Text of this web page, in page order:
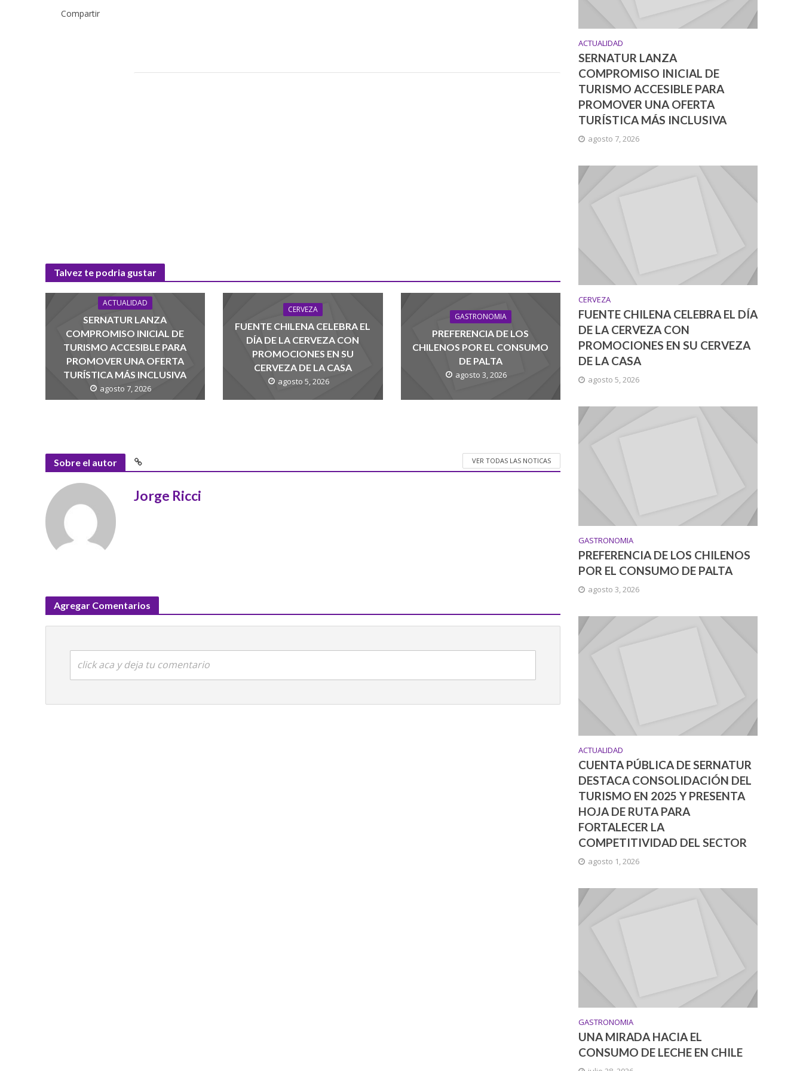
Compartir
Talvez te podria gustar
ACTUALIDAD
SERNATUR LANZA
COMPROMISO INICIAL DE
TURISMO ACCESIBLE PARA
PROMOVER UNA OFERTA
TURÍSTICA MÁS INCLUSIVA
agosto 7, 2026
CERVEZA
FUENTE CHILENA CELEBRA EL
DÍA DE LA CERVEZA CON
PROMOCIONES EN SU
CERVEZA DE LA CASA
agosto 5, 2026
GASTRONOMIA
PREFERENCIA DE LOS
CHILENOS POR EL CONSUMO
DE PALTA
agosto 3, 2026
Sobre el autor VER TODAS LAS NOTICAS
Jorge Ricci
Agregar Comentarios
click aca y deja tu comentario
ACTUALIDAD
SERNATUR LANZA
COMPROMISO INICIAL DE
TURISMO ACCESIBLE PARA
PROMOVER UNA OFERTA
TURÍSTICA MÁS INCLUSIVA
agosto 7, 2026
CERVEZA
FUENTE CHILENA CELEBRA EL DÍA
DE LA CERVEZA CON
PROMOCIONES EN SU CERVEZA
DE LA CASA
agosto 5, 2026
GASTRONOMIA
PREFERENCIA DE LOS CHILENOS
POR EL CONSUMO DE PALTA
agosto 3, 2026
ACTUALIDAD
CUENTA PÚBLICA DE SERNATUR
DESTACA CONSOLIDACIÓN DEL
TURISMO EN 2025 Y PRESENTA
HOJA DE RUTA PARA
FORTALECER LA
COMPETITIVIDAD DEL SECTOR
agosto 1, 2026
GASTRONOMIA
UNA MIRADA HACIA EL
CONSUMO DE LECHE EN CHILE